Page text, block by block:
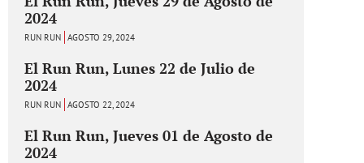
2024
RUN RUN AGOSTO 29, 2024
El Run Run, Lunes 22 de Julio de
2024
RUN RUN AGOSTO 22, 2024
El Run Run, Jueves 01 de Agosto de
2024